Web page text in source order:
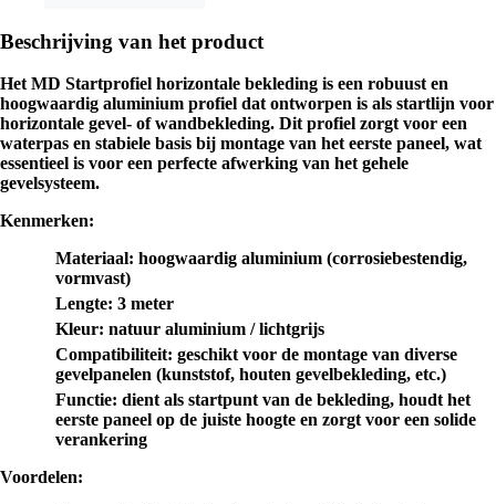
Beschrijving van het product
Het MD Startprofiel horizontale bekleding is een robuust en
hoogwaardig aluminium profiel dat ontworpen is als startlijn voor
horizontale gevel- of wandbekleding. Dit profiel zorgt voor een
waterpas en stabiele basis bij montage van het eerste paneel, wat
essentieel is voor een perfecte afwerking van het gehele
gevelsysteem.
Kenmerken:
Materiaal: hoogwaardig aluminium (corrosiebestendig,
vormvast)
Lengte: 3 meter
Kleur: natuur aluminium / lichtgrijs
Compatibiliteit: geschikt voor de montage van diverse
gevelpanelen (kunststof, houten gevelbekleding, etc.)
Functie: dient als startpunt van de bekleding, houdt het
eerste paneel op de juiste hoogte en zorgt voor een solide
verankering
Voordelen: